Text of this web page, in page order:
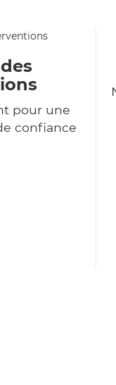
pour une
confiance